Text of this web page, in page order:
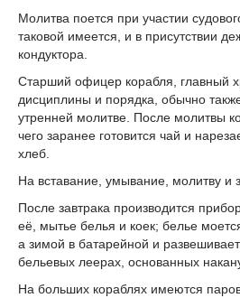
Молитва поется при участии
таковой имеется, и в присутствии
кондуктора.
Старший офицер корабля, главный
дисциплины и порядка, обычно
утренней молитве. После молитвы
чего заранее готовится чай и
хлеб.
На вставание, умывание, молитву и
После завтрака производится
её, мытье белья и коек; белье
а зимой в батарейной и
бельевых леерах, основанных
На больших кораблях имеются